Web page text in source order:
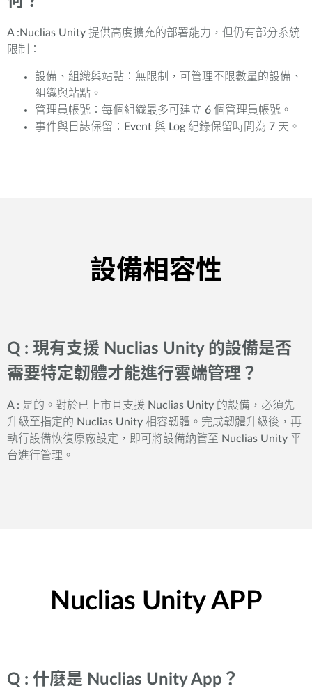
A :Nuclias Unity 提供高度擴充的部署能力，但仍有部分系統
限制：
設備、組織與站點：無限制，可管理不限數量的設備、
組織與站點。
管理員帳號：每個組織最多可建立 6 個管理員帳號。
事件與日誌保留：Event 與 Log 紀錄保留時間為 7 天。
設備相容性
Q : 現有支援 Nuclias Unity 的設備是否
需要特定韌體才能進行雲端管理？
A : 是的。對於已上市且支援 Nuclias Unity 的設備，必須先
升級至指定的 Nuclias Unity 相容韌體。完成韌體升級後，再
執行設備恢復原廠設定，即可將設備納管至 Nuclias Unity 平
台進行管理。
Nuclias Unity APP
Q : 什麼是 Nuclias Unity App？